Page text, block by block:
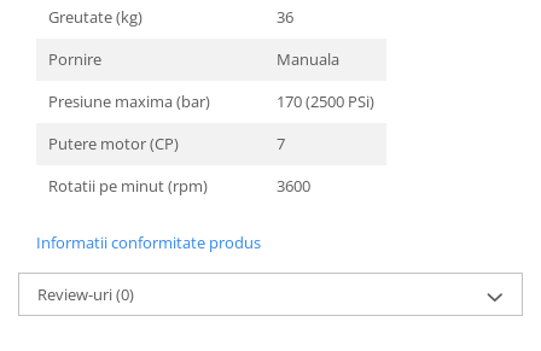
Greutate (kg)
36
Pornire
Manuala
Presiune maxima (bar)
170 (2500 PSi)
Putere motor (CP)
7
Rotatii pe minut (rpm)
3600
Informatii conformitate produs
Review-uri(0)